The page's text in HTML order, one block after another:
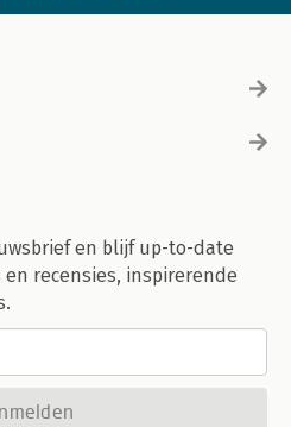
en blijf up-to-date
recensies, inspirerende